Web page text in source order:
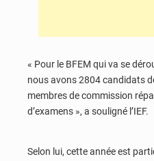
« Pour le BFEM qui va se
nous avons 2804 candidats
membres de commission
d’examens », a souligné l’IEF.
Selon lui, cette année est